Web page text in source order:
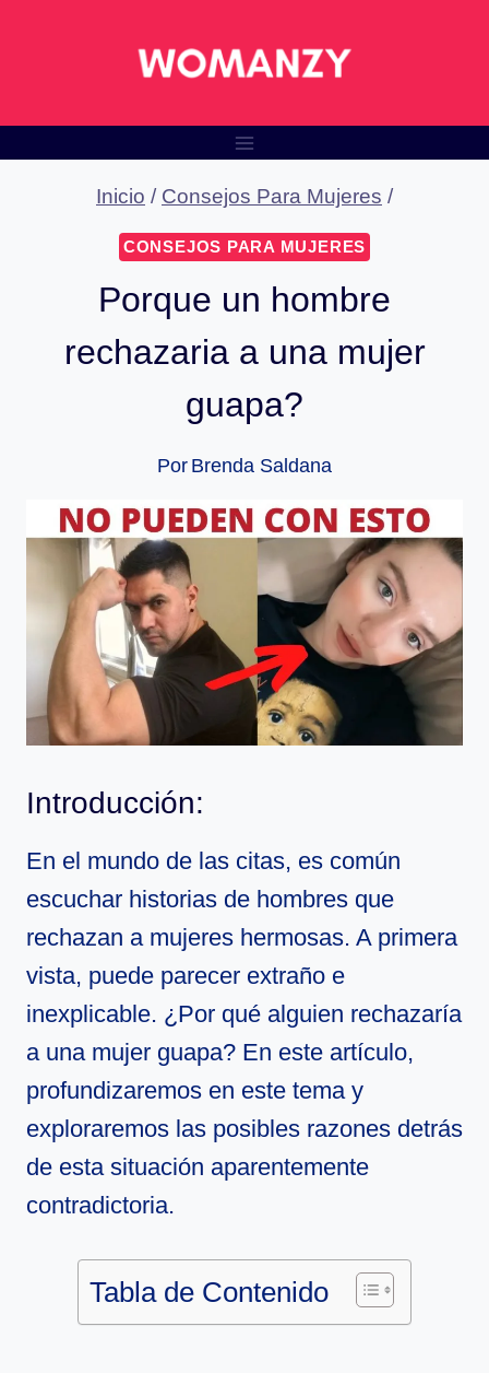
Inicio / Consejos Para Mujeres /
CONSEJOS PARA MUJERES
Porque un hombre
rechazaria a una mujer
guapa?
Por Brenda Saldana
Introducción:
En el mundo de las citas, es común
escuchar historias de hombres que
rechazan a mujeres hermosas. A primera
vista, puede parecer extraño e
inexplicable. ¿Por qué alguien rechazaría
a una mujer guapa? En este artículo,
profundizaremos en este tema y
exploraremos las posibles razones detrás
de esta situación aparentemente
contradictoria.
Tabla de Contenido